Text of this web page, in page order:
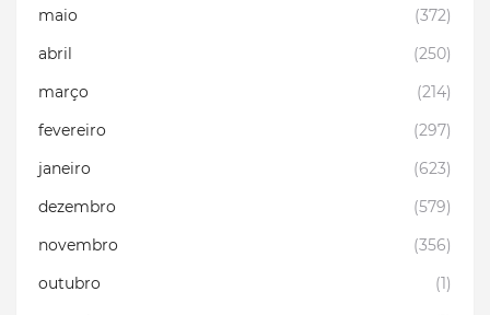
maio
(372)
abril
(250)
março
(214)
fevereiro
(297)
janeiro
(623)
dezembro
(579)
novembro
(356)
outubro
(1)